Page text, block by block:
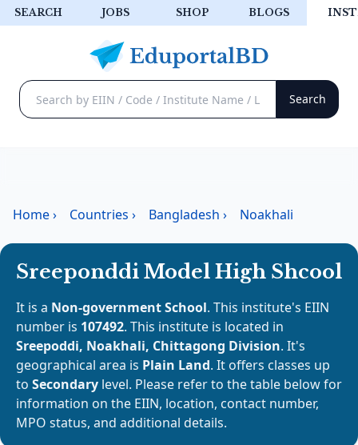
SEARCH JOBS SHOP BLOGS
Home› Countries › Bangladesh › Noakhali
Sreeponddi Model High Shcool
It is a Non-government School. This institute's EIIN
number is 107492. This institute is located in
Sreepoddi, Noakhali, Chittagong Division. It's
geographical area is Plain Land. It offers classes up
to Secondary level. Please refer to the table below for
information on the EIIN, location, contact number,
MPO status, and additional details.